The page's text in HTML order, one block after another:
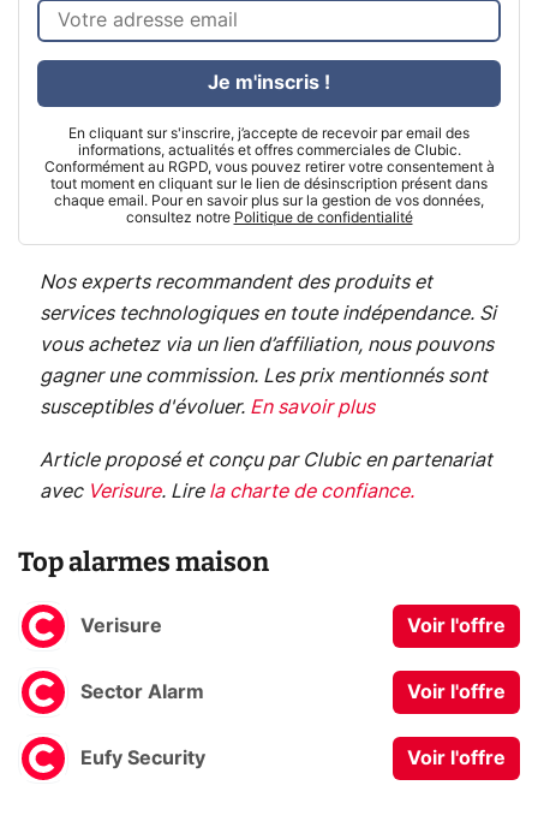
En cliquant sur s'inscrire, j’accepte de recevoir par email des
informations, actualités et offres commerciales de Clubic.
Conformément au RGPD, vous pouvez retirer votre consentement à
tout moment en cliquant sur le lien de désinscription présent dans
chaque email. Pour en savoir plus sur la gestion de vos données,
consultez notre Politique de confidentialité
Je m'inscris !
Nos experts recommandent des produits et
services technologiques en toute indépendance. Si
vous achetez via un lien d’affiliation, nous pouvons
gagner une commission. Les prix mentionnés sont
susceptibles d'évoluer. En savoir plus
Article proposé et conçu par Clubic en partenariat
avec Verisure. Lire la charte de confiance.
Top alarmes maison
Verisure Voir l'offre
Sector Alarm Voir l'offre
Eufy Security Voir l'offre